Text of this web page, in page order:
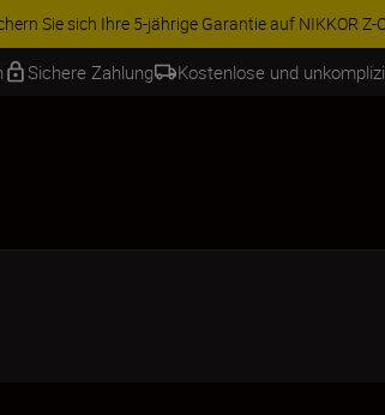
Zubehör und vervollständigen Sie
Sichere Zahlung Kostenlose und